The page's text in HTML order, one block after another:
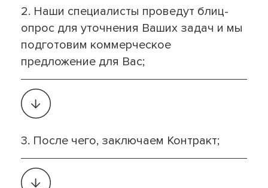
2. Наши специалисты проведут блиц-
опрос для уточнения Ваших задач и мы
подготовим коммерческое
предложение для Вас;
3. После чего, заключаем Контракт;